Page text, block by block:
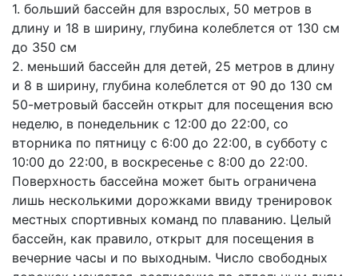
1. больший бассейн для взрослых, 50 метров в
длину и 18 в ширину, глубина колеблется от 130 см
до 350 см
2. меньший бассейн для детей, 25 метров в длину
и 8 в ширину, глубина колеблется от 90 до 130 см
50-метровый бассейн открыт для посещения всю
неделю, в понедельник с 12:00 до 22:00, со
вторника по пятницу с 6:00 до 22:00, в субботу с
10:00 до 22:00, в воскресенье с 8:00 до 22:00.
Поверхность бассейна может быть ограничена
лишь несколькими дорожками ввиду тренировок
местных спортивных команд по плаванию. Целый
бассейн, как правило, открыт для посещения в
вечерние часы и по выходным. Число свободных